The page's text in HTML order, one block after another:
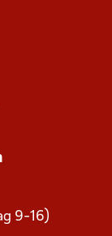
9-16)